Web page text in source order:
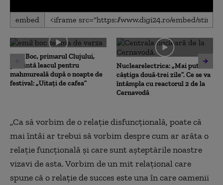
0
seconds
0
seconds
embed
Emil Boc, primarul Clujului,
prezintă leacul pentru
mahmureală după o noapte de
festival: „Uitați de cafea”
Nuclearelectrica: „Mai putem
câștiga două-trei zile”. Ce se va
întâmpla cu reactorul 2 de la
Cernavodă
„Ca să vorbim de o relație disfuncțională, poate că
mai întâi ar trebui să vorbim despre cum ar arăta o
relație funcțională și care sunt așteptările noastre
vizavi de asta. Vorbim de un mit relațional care
spune că o relație de succes este una în care oamenii